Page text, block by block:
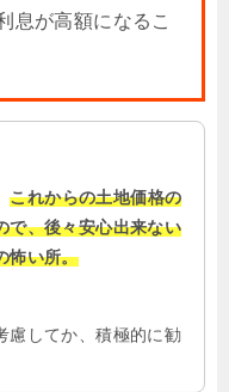
息が高額になるこ
これからの土地価格の
で、後々安心出来ない
怖い所。
慮してか、積極的に勧